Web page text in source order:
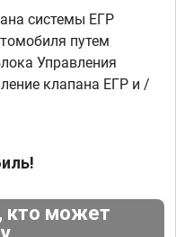
системы ЕГР
путем
Управления
клапана ЕГР и /
кто может